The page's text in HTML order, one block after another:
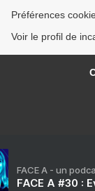
Préférences
Voir le profil de
FACE A - un
FACE A #30 :